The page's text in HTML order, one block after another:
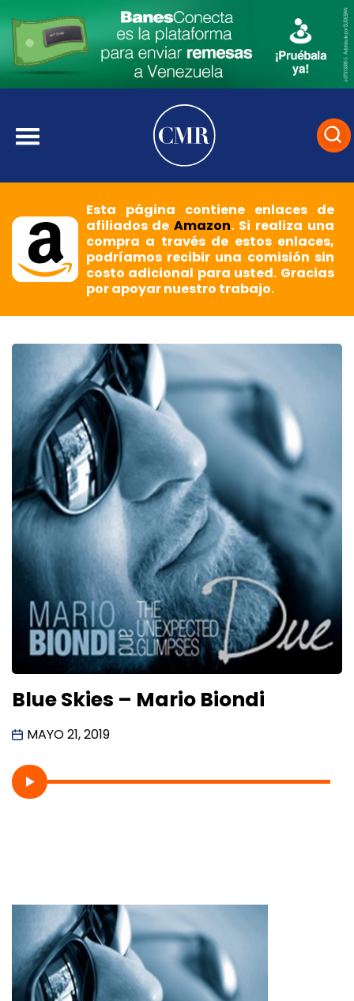
Esta página contiene enlaces de
afiliados deAmazon. Si realiza una
compra a través de estos enlaces,
podríamos recibir una comisión sin
costo adicional para usted. Gracias
por apoyar nuestro trabajo.
Blue Skies – Mario Biondi
MAYO 21, 2019